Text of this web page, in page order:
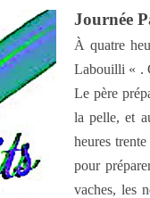
Journée
À quatre
Labouilli « .
Le père
la pelle, et
heures
pour
vaches, les